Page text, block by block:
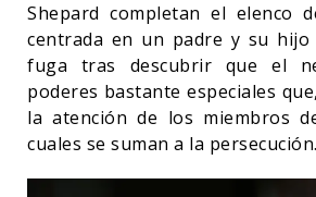
Shepard completan el elenco
centrada en un padre y su
fuga tras descubrir que el
poderes bastante especiales
la atención de los miembros
cuales se suman a la persecución.